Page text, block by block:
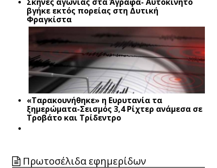
βγήκε εκτός πορείας στη Δυτική
Φραγκίστα
«Ταρακουνήθηκε» η Ευρυτανία τα
ξημερώματα-Σεισμός 3,4 Ρίχτερ ανάμεσα σε
Τροβάτο και Τρίδεντρο
Πρωτοσέλιδα εφημερίδων